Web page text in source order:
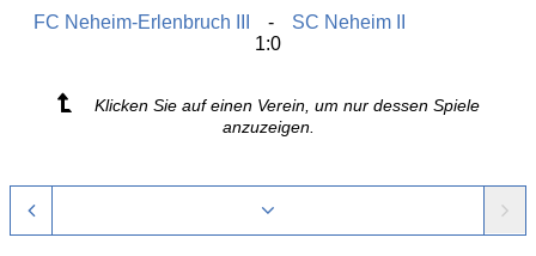
FC Neheim-Erlenbruch III
SC Neheim II
1:0
Klicken Sie auf einen Verein, um nur dessen Spiele
anzuzeigen.